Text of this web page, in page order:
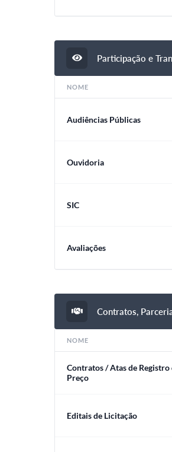
Participação e
NOME
Audiências Públicas
Ouvidoria
SIC
Avaliações
Contratos,
NOME
Contratos / Atas de Registro
Preço
Editais de Licitação